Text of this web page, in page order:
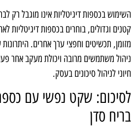
השימוש בכספות דיגיטליות אינו מוגבל רק
קטנים וגדולים, בוחרים בכספות דיגיטליות
מזומן, תכשיטים וחפצי ערך אחרים.
ניהול משתמשים מרובה ויכולת מעקב אחר
חיוני לניהול סיכונים בעסק.
לסיכום: שקט נפשי עם
בריח סדן